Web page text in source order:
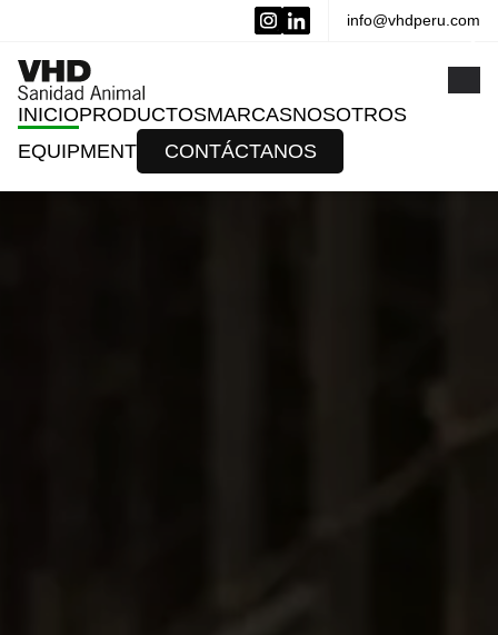
info@vhdperu.com
INICIOPRODUCTOSMARCASNOSOTROS
EQUIPMENT
CONTÁCTANOS